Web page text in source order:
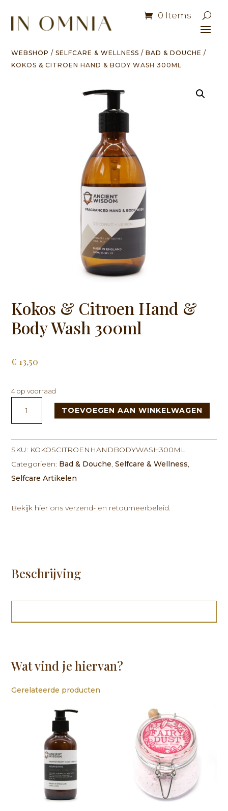
0 Items
WEBSHOP /SELFCARE & WELLNESS /BAD & DOUCHE /
KOKOS & CITROEN HAND & BODY WASH 300ML
Kokos & Citroen Hand &
Body Wash 300ml
€ 13,50
4 op voorraad
Citroen
Hand
&
Body
TOEVOEGEN AAN WINKELWAGEN
SKU: KOKOSCITROENHANDBODYWASH300ML
Categorieën: Bad & Douche,Selfcare & Wellness,
Selfcare Artikelen
Bekijk hier ons verzend- en retourneerbeleid.
Beschrijving
Wat vind je hiervan?
Gerelateerde producten